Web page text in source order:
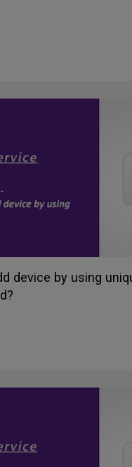
device by using